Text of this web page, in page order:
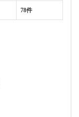
78件